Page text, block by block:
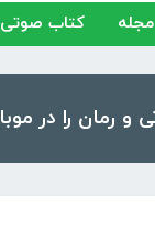
مجله کتاب صوتی